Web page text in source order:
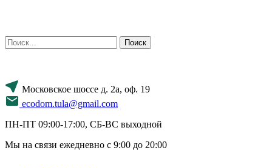
Поиск
Московское шоссе д. 2а, оф. 19
ecodom.tula@gmail.com
ПН-ПТ 09:00-17:00, СБ-ВС выходной
Мы на связи ежедневно с 9:00 до 20:00